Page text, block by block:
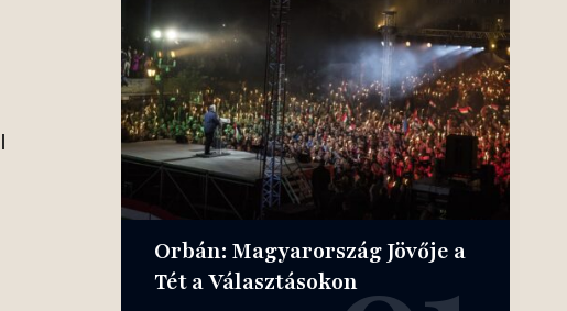
Orbán: Magyarország Jövője a
Tét a Választásokon